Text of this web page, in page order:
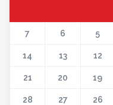
5
6
7
12
13
14
19
20
21
26
27
28